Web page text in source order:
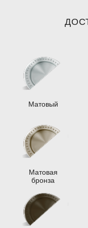
Матовый
Матовая
бронза